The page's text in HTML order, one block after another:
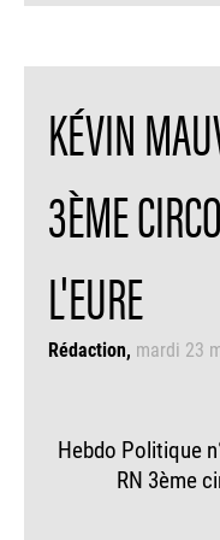
KÉVIN
3ÈME
L'EURE
Rédaction mardi 23
Hebdo Politique
RN 3ème